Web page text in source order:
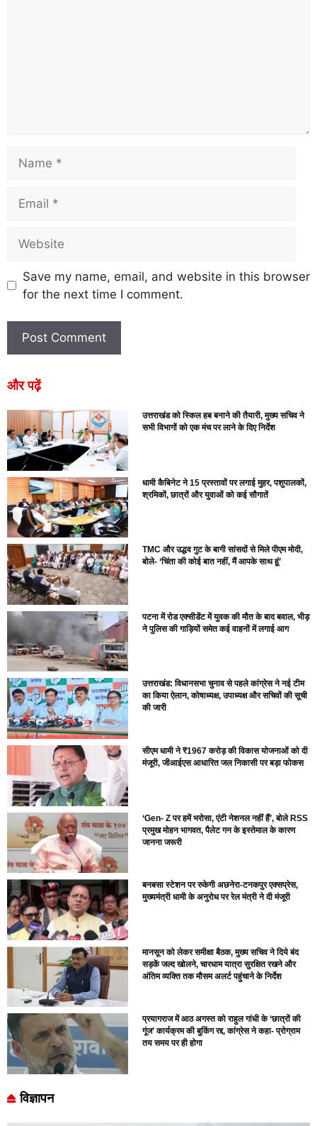
Save my name, email, and website in this browser
for the next time I comment.
और पढ़ें
उत्तराखंड को स्किल हब बनाने की तैयारी, मुख्य सचिव ने
सभी विभागों को एक मंच पर लाने के दिए निर्देश
धामी कैबिनेट ने 15 प्रस्तावों पर लगाई मुहर, पशुपालकों,
श्रमिकों, छात्रों और युवाओं को कई सौगातें
TMC और उद्धव गुट के बागी सांसदों से मिले पीएम मोदी,
बोले- ‘चिंता की कोई बात नहीं, मैं आपके साथ हूं’
पटना में रोड एक्सीडेंट में युवक की मौत के बाद बवाल, भीड़
ने पुलिस की गाड़ियों समेत कई वाहनों में लगाई आग
उत्तराखंड: विधानसभा चुनाव से पहले कांग्रेस ने नई टीम
का किया ऐलान, कोषाध्यक्ष, उपाध्यक्ष और सचिवों की सूची
की जारी
सीएम धामी ने ₹1967 करोड़ की विकास योजनाओं को दी
मंजूरी, जीआईएस आधारित जल निकासी पर बड़ा फोकस
‘Gen- Z पर हमें भरोसा, एंटी नेशनल नहीं हैं’, बोले RSS
प्रमुख मोहन भागवत, पैलेट गन के इस्तेमाल के कारण
जानना जरूरी
बनबसा स्टेशन पर रुकेगी अछनेरा-टनकपुर एक्सप्रेस,
मुख्यमंत्री धामी के अनुरोध पर रेल मंत्री ने दी मंजूरी
मानसून को लेकर समीक्षा बैठक, मुख्य सचिव ने दिये बंद
सड़कें जल्द खोलने, चारधाम यात्रा सुरक्षित रखने और
अंतिम व्यक्ति तक मौसम अलर्ट पहुंचाने के निर्देश
प्रयागराज में आठ अगस्त को राहुल गांधी के ‘छात्रों की
गूंज’ कार्यक्रम की बुकिंग रद्द, कांग्रेस ने कहा- प्रोग्राम
तय समय पर ही होगा
विज्ञापन